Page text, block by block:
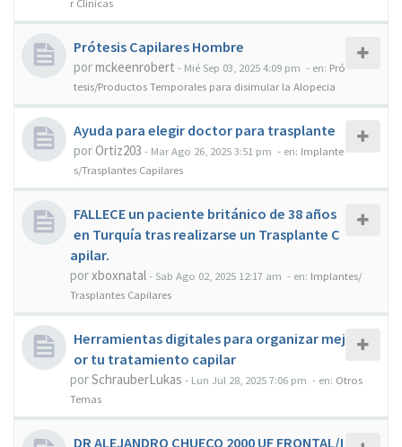
Prótesis Capilares Hombre
pormckeenrobert - Mié Sep 03, 2025 4:09 pm - en: Pró
tesis/Productos Temporales para disimular la Alopecia
Ayuda para elegir doctor para trasplante
porOrtiz203 - Mar Ago 26, 2025 3:51 pm - en: Implante
s/Trasplantes Capilares
FALLECE un paciente británico de 38 años
en Turquía tras realizarse un Trasplante C
apilar.
porxboxnatal- Sab Ago 02, 2025 12:17 am - en: Implantes/
Trasplantes Capilares
Herramientas digitales para organizar mej
or tu tratamiento capilar
porSchrauberLukas - Lun Jul 28, 2025 7:06 pm - en: Otros
Temas
DR ALEJANDRO CHUECO 2000 UF FRONTAL/I